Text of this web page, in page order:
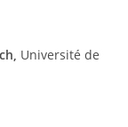
Université de